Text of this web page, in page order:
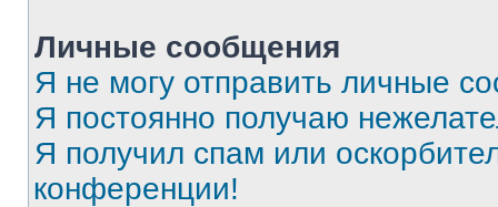
Личные сообщения
Я не могу отправить личные
Я постоянно получаю
Я получил спам или
конференции!